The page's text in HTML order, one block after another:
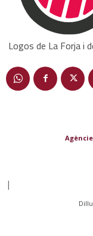
Logos de La Forja i
|